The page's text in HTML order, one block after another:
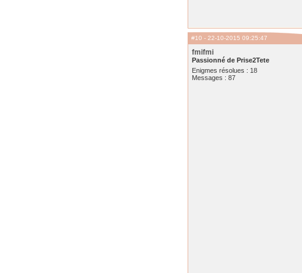
#10 - 22-10-2015 09:25:47
fmifmi
Passionné de Prise2Tete
Enigmes résolues : 18
Messages : 87